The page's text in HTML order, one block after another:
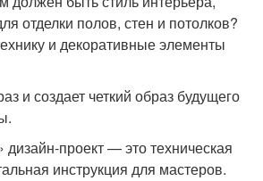
отделки полов, стен и потолков?
и декоративные элементы
и создает четкий образ будущего
проект — это техническая
инструкция для мастеров.